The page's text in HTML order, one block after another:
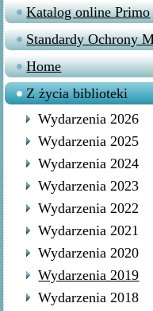
Katalog online Primo
Standardy Ochrony
Home
Z życia biblioteki
Wydarzenia 2026
Wydarzenia 2025
Wydarzenia 2024
Wydarzenia 2023
Wydarzenia 2022
Wydarzenia 2021
Wydarzenia 2020
Wydarzenia 2019
Wydarzenia 2018